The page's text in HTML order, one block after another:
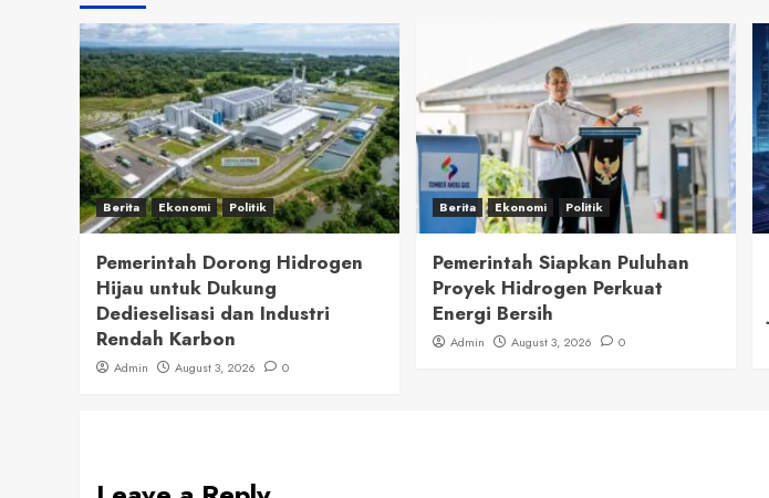
Berita Ekonomi Politik
Pemerintah Dorong Hidrogen
Hijau untuk Dukung
Dedieselisasi dan Industri
Rendah Karbon
Admin August 3, 2026 0
Berita Ekonomi Politik
Pemerintah Siapkan Puluhan
Proyek Hidrogen Perkuat
Energi Bersih
Admin August 3, 2026 0